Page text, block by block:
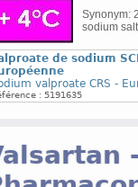
Synonym:
sodium
de sodium
valproate CRS -
: 5191635